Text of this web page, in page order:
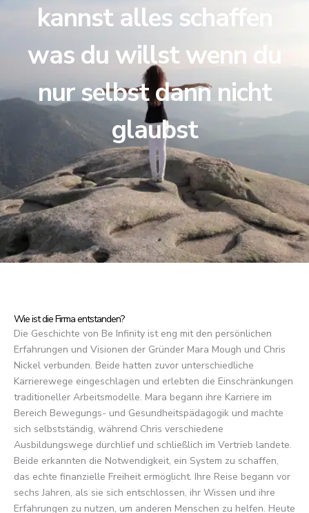
kannst alles schaffen
was du willst wenn du
nur selbst dann nicht
glaubst
Wie ist die Firma entstanden?
Die Geschichte von Be Infinity ist eng mit den persönlichen
Erfahrungen und Visionen der Gründer Mara Mough und Chris
Nickel verbunden. Beide hatten zuvor unterschiedliche
Karrierewege eingeschlagen und erlebten die Einschränkungen
traditioneller Arbeitsmodelle. Mara begann ihre Karriere im
Bereich Bewegungs- und Gesundheitspädagogik und machte
sich selbstständig, während Chris verschiedene
Ausbildungswege durchlief und schließlich im Vertrieb landete.
Beide erkannten die Notwendigkeit, ein System zu schaffen,
das echte finanzielle Freiheit ermöglicht. Ihre Reise begann vor
sechs Jahren, als sie sich entschlossen, ihr Wissen und ihre
Erfahrungen zu nutzen, um anderen Menschen zu helfen. Heute